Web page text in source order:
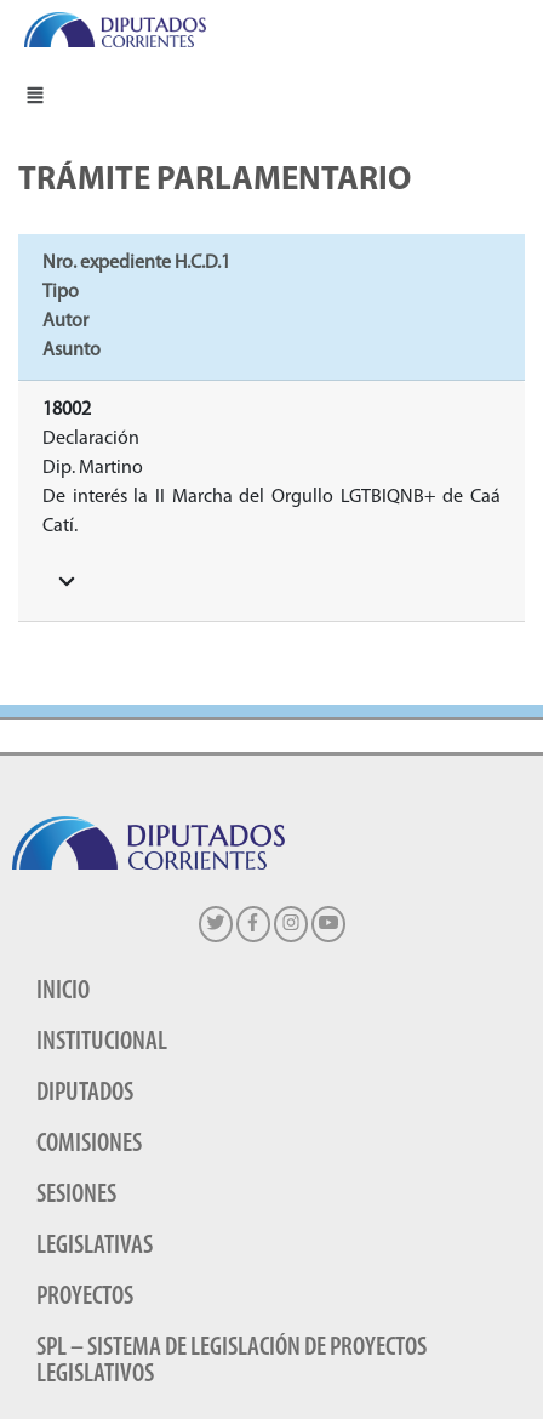
TRÁMITE PARLAMENTARIO
Nro. expediente H.C.D.1
Tipo
Autor
Asunto
18002
Declaración
Dip. Martino
De interés la II Marcha del Orgullo LGTBIQNB+ de Caá
Catí.
INICIO
INSTITUCIONAL
DIPUTADOS
COMISIONES
SESIONES
LEGISLATIVAS
PROYECTOS
SPL – SISTEMA DE LEGISLACIÓN DE PROYECTOS
LEGISLATIVOS